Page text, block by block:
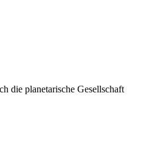
die planetarische Gesellschaft